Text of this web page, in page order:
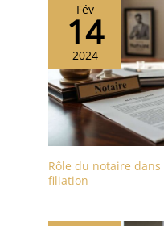
Fév
14
2024
Rôle du notaire dans
filiation